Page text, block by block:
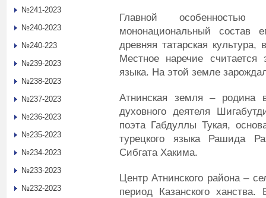
Главной особенностью
мононациональный состав
древняя татарская
Местное наречие считается
языка. На этой земле
Атнинская земля – родина
духовного деятеля
поэта Габдуллы Тукая,
турецкого языка Рашида
Сибгата Хакима.
Центр Атнинского района –
период Казанского
№241-2023
№240-2023
№240-223
№239-2023
№238-2023
№237-2023
№236-2023
№235-2023
№234-2023
№233-2023
№232-2023